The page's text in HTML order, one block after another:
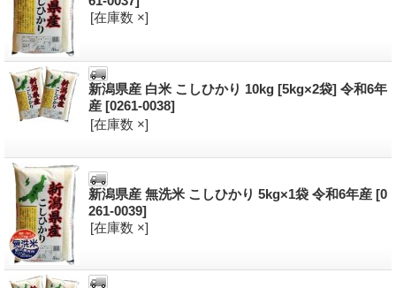
[在庫数 ×]
新潟県産 白米 こしひかり 10kg [5kg×2袋] 令和6年
産 [0261-0038]
[在庫数 ×]
新潟県産 無洗米 こしひかり 5kg×1袋 令和6年産 [0
261-0039]
[在庫数 ×]